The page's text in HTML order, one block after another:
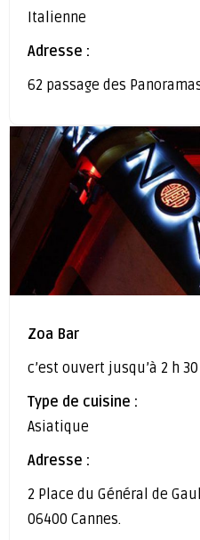
Italienne
Adresse :
62 passage des
Zoa Bar
c’est ouvert jusqu’à 2 h
Type de cuisine :
Asiatique
Adresse :
2 Place du Général de
06400 Cannes.